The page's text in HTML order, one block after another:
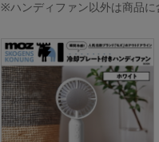
※ハンディファン以外は商品に